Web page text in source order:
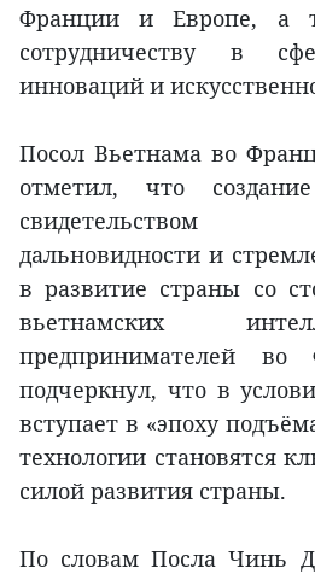
Франции и Европе, а
сотрудничеству в
инноваций и
Посол Вьетнама во
отметил, что
свидетельством
дальновидности и
в развитие страны со
вьетнамских
предпринимателей во
подчеркнул, что в
вступает в «эпоху
технологии становятся
силой развития страны.
По словам Посла Чинь